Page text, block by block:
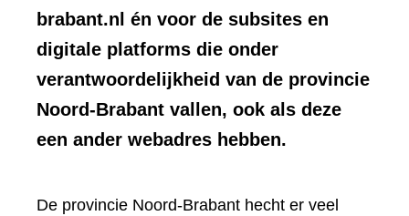
brabant.nl én voor de subsites en
digitale platforms die onder
verantwoordelijkheid van de provincie
Noord-Brabant vallen, ook als deze
een ander webadres hebben.
De provincie Noord-Brabant hecht er veel